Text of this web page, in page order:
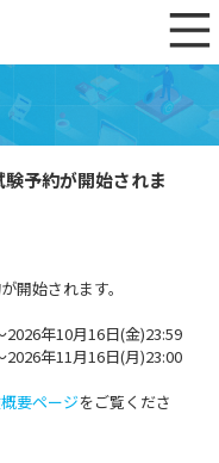
予約が開始されま
開始されます。
2026年10月16日(金)23:59
2026年11月16日(月)23:00
要ページをご覧くださ